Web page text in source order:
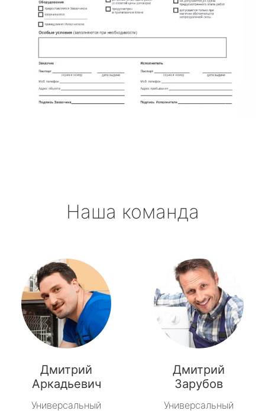
Наша команда
Дмитрий
Аркадьевич
Универсальный
Дмитрий
Зарубов
Универсальный